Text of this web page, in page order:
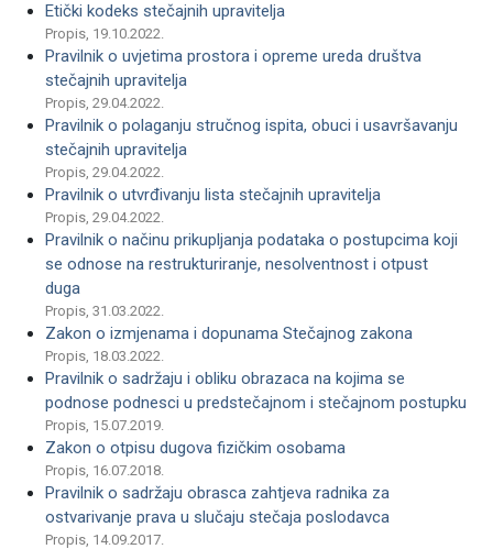
Etički kodeks stečajnih upravitelja
Propis, 19.10.2022.
Pravilnik o uvjetima prostora i opreme ureda društva
stečajnih upravitelja
Propis, 29.04.2022.
Pravilnik o polaganju stručnog ispita, obuci i usavršavanju
stečajnih upravitelja
Propis, 29.04.2022.
Pravilnik o utvrđivanju lista stečajnih upravitelja
Propis, 29.04.2022.
Pravilnik o načinu prikupljanja podataka o postupcima koji
se odnose na restrukturiranje, nesolventnost i otpust
duga
Propis, 31.03.2022.
Zakon o izmjenama i dopunama Stečajnog zakona
Propis, 18.03.2022.
Pravilnik o sadržaju i obliku obrazaca na kojima se
podnose podnesci u predstečajnom i stečajnom postupku
Propis, 15.07.2019.
Zakon o otpisu dugova fizičkim osobama
Propis, 16.07.2018.
Pravilnik o sadržaju obrasca zahtjeva radnika za
ostvarivanje prava u slučaju stečaja poslodavca
Propis, 14.09.2017.